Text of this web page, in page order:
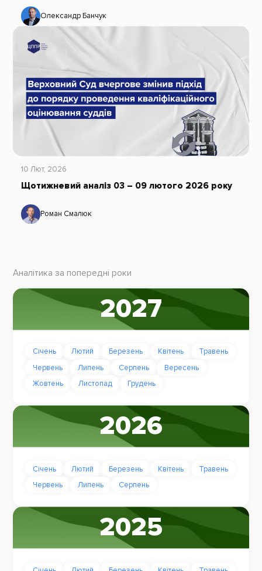
Олександр Банчук
10 Лют, 2026
Щотижневий аналіз 03 – 09 лютого 2026 року
Роман Смалюк
Аналітика за попередні роки
2027
Січень Лютий Березень Квітень
Травень
Червень
Липень Серпень
Вересень
Жовтень
Листопад Грудень
2026
Січень Лютий Березень Квітень
Травень
Червень
Липень Серпень
2025